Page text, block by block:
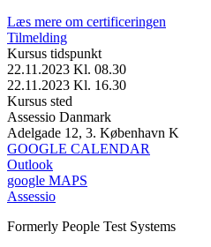
Læs mere om certificeringen
Tilmelding
Kursus tidspunkt
22.11.2023 Kl. 08.30
22.11.2023 Kl. 16.30
Kursus sted
Assessio Danmark
Adelgade 12, 3. København K
GOOGLE CALENDAR
Outlook
google MAPS
Assessio
Formerly People Test Systems